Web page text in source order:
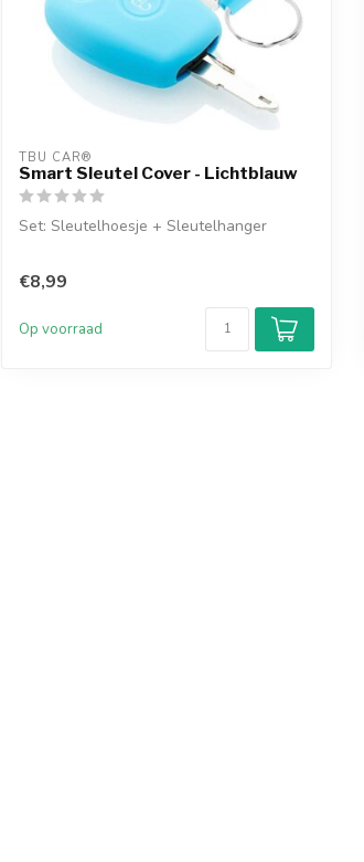
TBU CAR®
Smart Sleutel Cover - Lichtblauw
Set: Sleutelhoesje + Sleutelhanger
€8,99
Op voorraad